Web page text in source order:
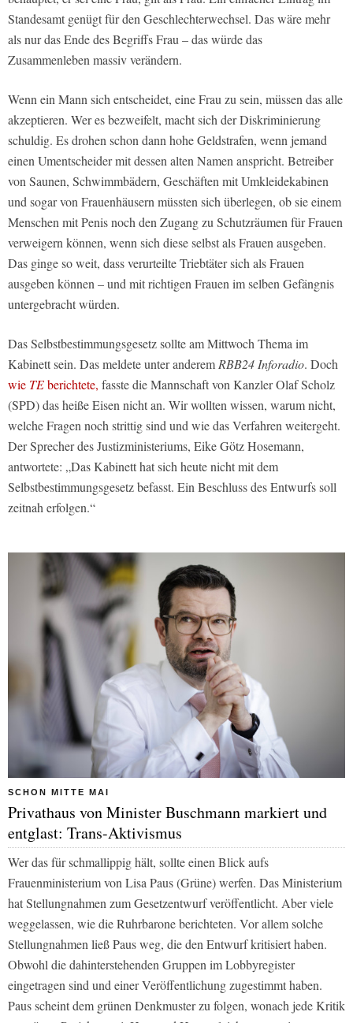
Standesamt genügt für den Geschlechterwechsel. Das wäre mehr
als nur das Ende des Begriffs Frau – das würde das
Zusammenleben massiv verändern.
Wenn ein Mann sich entscheidet, eine Frau zu sein, müssen das alle
akzeptieren. Wer es bezweifelt, macht sich der Diskriminierung
schuldig. Es drohen schon dann hohe Geldstrafen, wenn jemand
einen Umentscheider mit dessen alten Namen anspricht. Betreiber
von Saunen, Schwimmbädern, Geschäften mit Umkleidekabinen
und sogar von Frauenhäusern müssten sich überlegen, ob sie einem
Menschen mit Penis noch den Zugang zu Schutzräumen für Frauen
verweigern können, wenn sich diese selbst als Frauen ausgeben.
Das ginge so weit, dass verurteilte Triebtäter sich als Frauen
ausgeben können – und mit richtigen Frauen im selben Gefängnis
untergebracht würden.
Das Selbstbestimmungsgesetz sollte am Mittwoch Thema im
Kabinett sein. Das meldete unter anderem RBB24 Inforadio. Doch
wie TEberichtete, fasste die Mannschaft von Kanzler Olaf Scholz
(SPD) das heiße Eisen nicht an. Wir wollten wissen, warum nicht,
welche Fragen noch strittig sind und wie das Verfahren weitergeht.
Der Sprecher des Justizministeriums, Eike Götz Hosemann,
antwortete: „Das Kabinett hat sich heute nicht mit dem
Selbstbestimmungsgesetz befasst. Ein Beschluss des Entwurfs soll
zeitnah erfolgen.“
SCHON MITTE MAI
Privathaus von Minister Buschmann markiert und
entglast: Trans-Aktivismus
Wer das für schmallippig hält, sollte einen Blick aufs
Frauenministerium von Lisa Paus (Grüne) werfen. Das Ministerium
hat Stellungnahmen zum Gesetzentwurf veröffentlicht. Aber viele
weggelassen, wie die Ruhrbarone berichteten. Vor allem solche
Stellungnahmen ließ Paus weg, die den Entwurf kritisiert haben.
Obwohl die dahinterstehenden Gruppen im Lobbyregister
eingetragen sind und einer Veröffentlichung zugestimmt haben.
Paus scheint dem grünen Denkmuster zu folgen, wonach jede Kritik